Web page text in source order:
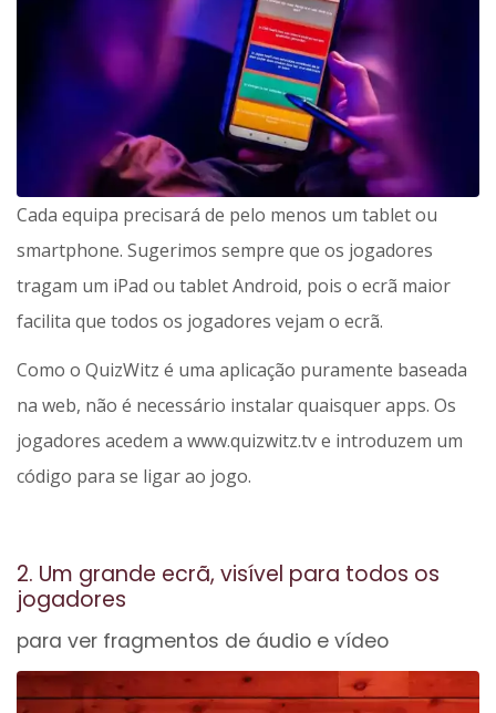
Cada equipa precisará de pelo menos um tablet ou
smartphone. Sugerimos sempre que os jogadores
tragam um iPad ou tablet Android, pois o ecrã maior
facilita que todos os jogadores vejam o ecrã.
Como o QuizWitz é uma aplicação puramente baseada
na web, não é necessário instalar quaisquer apps. Os
jogadores acedem a www.quizwitz.tv e introduzem um
código para se ligar ao jogo.
2. Um grande ecrã, visível para todos os
jogadores
para ver fragmentos de áudio e vídeo